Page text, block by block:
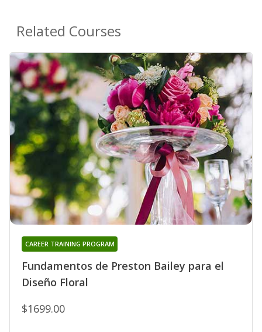
Related Courses
Fundamentos de Preston Bailey para el
Diseño Floral
CAREER TRAINING PROGRAM
$1699.00